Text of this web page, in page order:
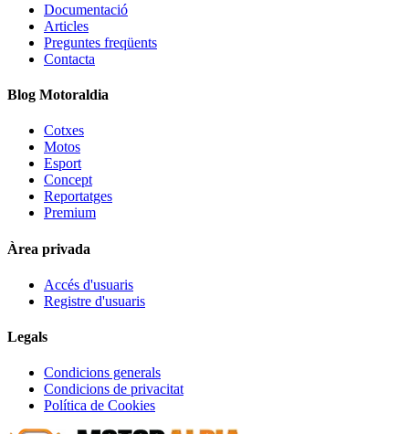
Documentació
Articles
Preguntes freqüents
Contacta
Blog Motoraldia
Cotxes
Motos
Esport
Concept
Reportatges
Premium
Àrea privada
Accés d'usuaris
Registre d'usuaris
Legals
Condicions generals
Condicions de privacitat
Política de Cookies